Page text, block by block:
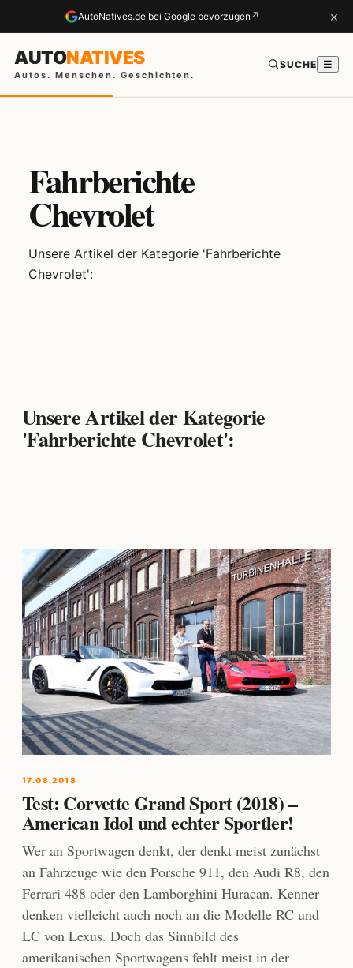
AutoNatives.de bei Google bevorzugen ↗ ×
AUTONATIVES
Autos. Menschen. Geschichten.
SUCHE ☰
Fahrberichte
Chevrolet
Unsere Artikel der Kategorie 'Fahrberichte
Chevrolet':
Unsere Artikel der Kategorie
'Fahrberichte Chevrolet':
17.08.2018
Test: Corvette Grand Sport (2018) –
American Idol und echter Sportler!
Wer an Sportwagen denkt, der denkt meist zunächst
an Fahrzeuge wie den Porsche 911, den Audi R8, den
Ferrari 488 oder den Lamborghini Huracan. Kenner
denken vielleicht auch noch an die Modelle RC und
LC von Lexus. Doch das Sinnbild des
amerikanischen Sportwagens fehlt meist in der